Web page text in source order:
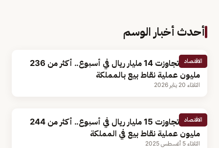
أحدث أخبار الوسم
الاقتصاد
بقيمة تجاوزت 14 مليار ريال في أسبوع.. أكثر من 236
مليون عملية نقاط بيع بالمملكة
الثلاثاء 20 يناير 2026
الاقتصاد
بقيمة تجاوزت 15 مليار ريال في أسبوع.. أكثر من 244
مليون عملية نقاط بيع في المملكة
الثلاثاء 5 أغسطس 2025